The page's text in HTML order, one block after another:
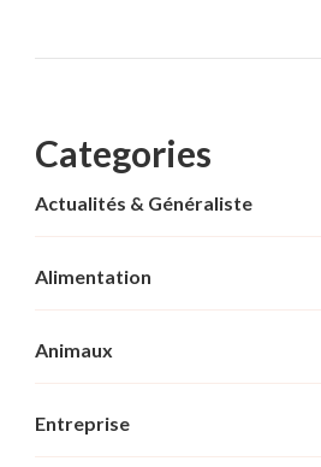
Categories
Actualités & Généraliste
Alimentation
Animaux
Entreprise